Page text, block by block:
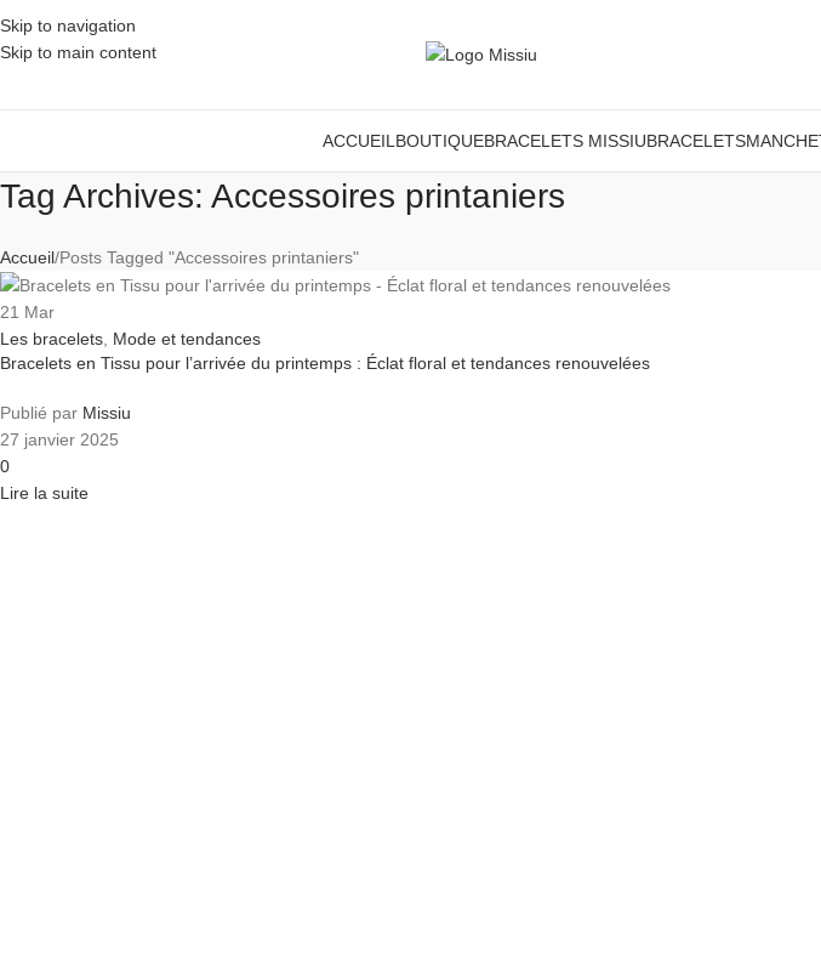
Skip to navigation
Skip to main content
ACCUEIL BOUTIQUEBRACELETS MISSIUBRACELETS
Tag Archives: Accessoires printaniers
Accueil Posts Tagged "Accessoires printaniers"
21 Mar
Les bracelets, Mode et tendances
Bracelets en Tissu pour l’arrivée du printemps : Éclat floral et tendances renouvelées
Publié par Missiu
27 janvier 2025
0
Lire la suite